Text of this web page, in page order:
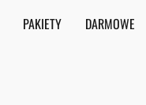
PAKIETY DARMOWE